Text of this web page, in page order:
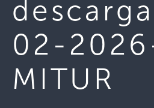
02-
MITUR